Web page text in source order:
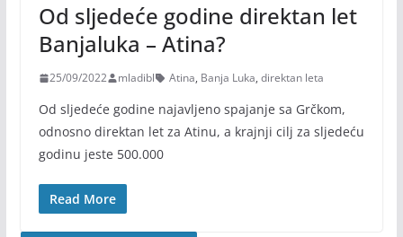
Od sljedeće godine direktan let
Banjaluka – Atina?
25/09/2022 mladibl Atina, Banja Luka, direktan leta
Od sljedeće godine najavljeno spajanje sa Grčkom,
odnosno direktan let za Atinu, a krajnji cilj za sljedeću
godinu jeste 500.000
Read More